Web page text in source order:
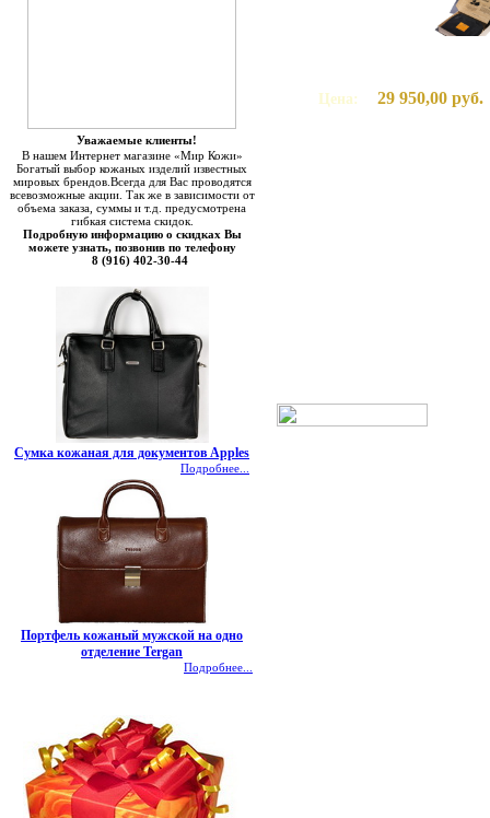
Уважаемые клиенты!
В нашем Интернет магазине «Мир Кожи»
Богатый выбор кожаных изделий известных
мировых брендов.Всегда для Вас проводятся
всевозможные акции. Так же в зависимости от
объема заказа, суммы и т.д. предусмотрена
гибкая система скидок.
Подробную информацию о скидках Вы
можете узнать, позвонив по телефону
8 (916) 402-30-44
Сумка кожаная для документов Apples
Подробнее...
Портфель кожаный мужской на одно
отделение Tergan
Подробнее...
Цена: 29 950,00 руб.